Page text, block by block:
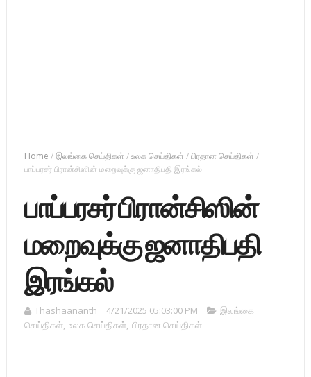
Home /இலங்கை செய்திகள் /உலக செய்திகள் /பிரதான செய்திகள் /
பாப்பரசர் பிரான்சிஸின் மறைவுக்கு ஜனாதிபதி இரங்கல்
பாப்பரசர் பிரான்சிஸின்
மறைவுக்கு ஜனாதிபதி
இரங்கல்
Thashaananth 4/21/2025 05:03:00 PM
இலங்கை
செய்திகள், உலக செய்திகள், பிரதான செய்திகள்